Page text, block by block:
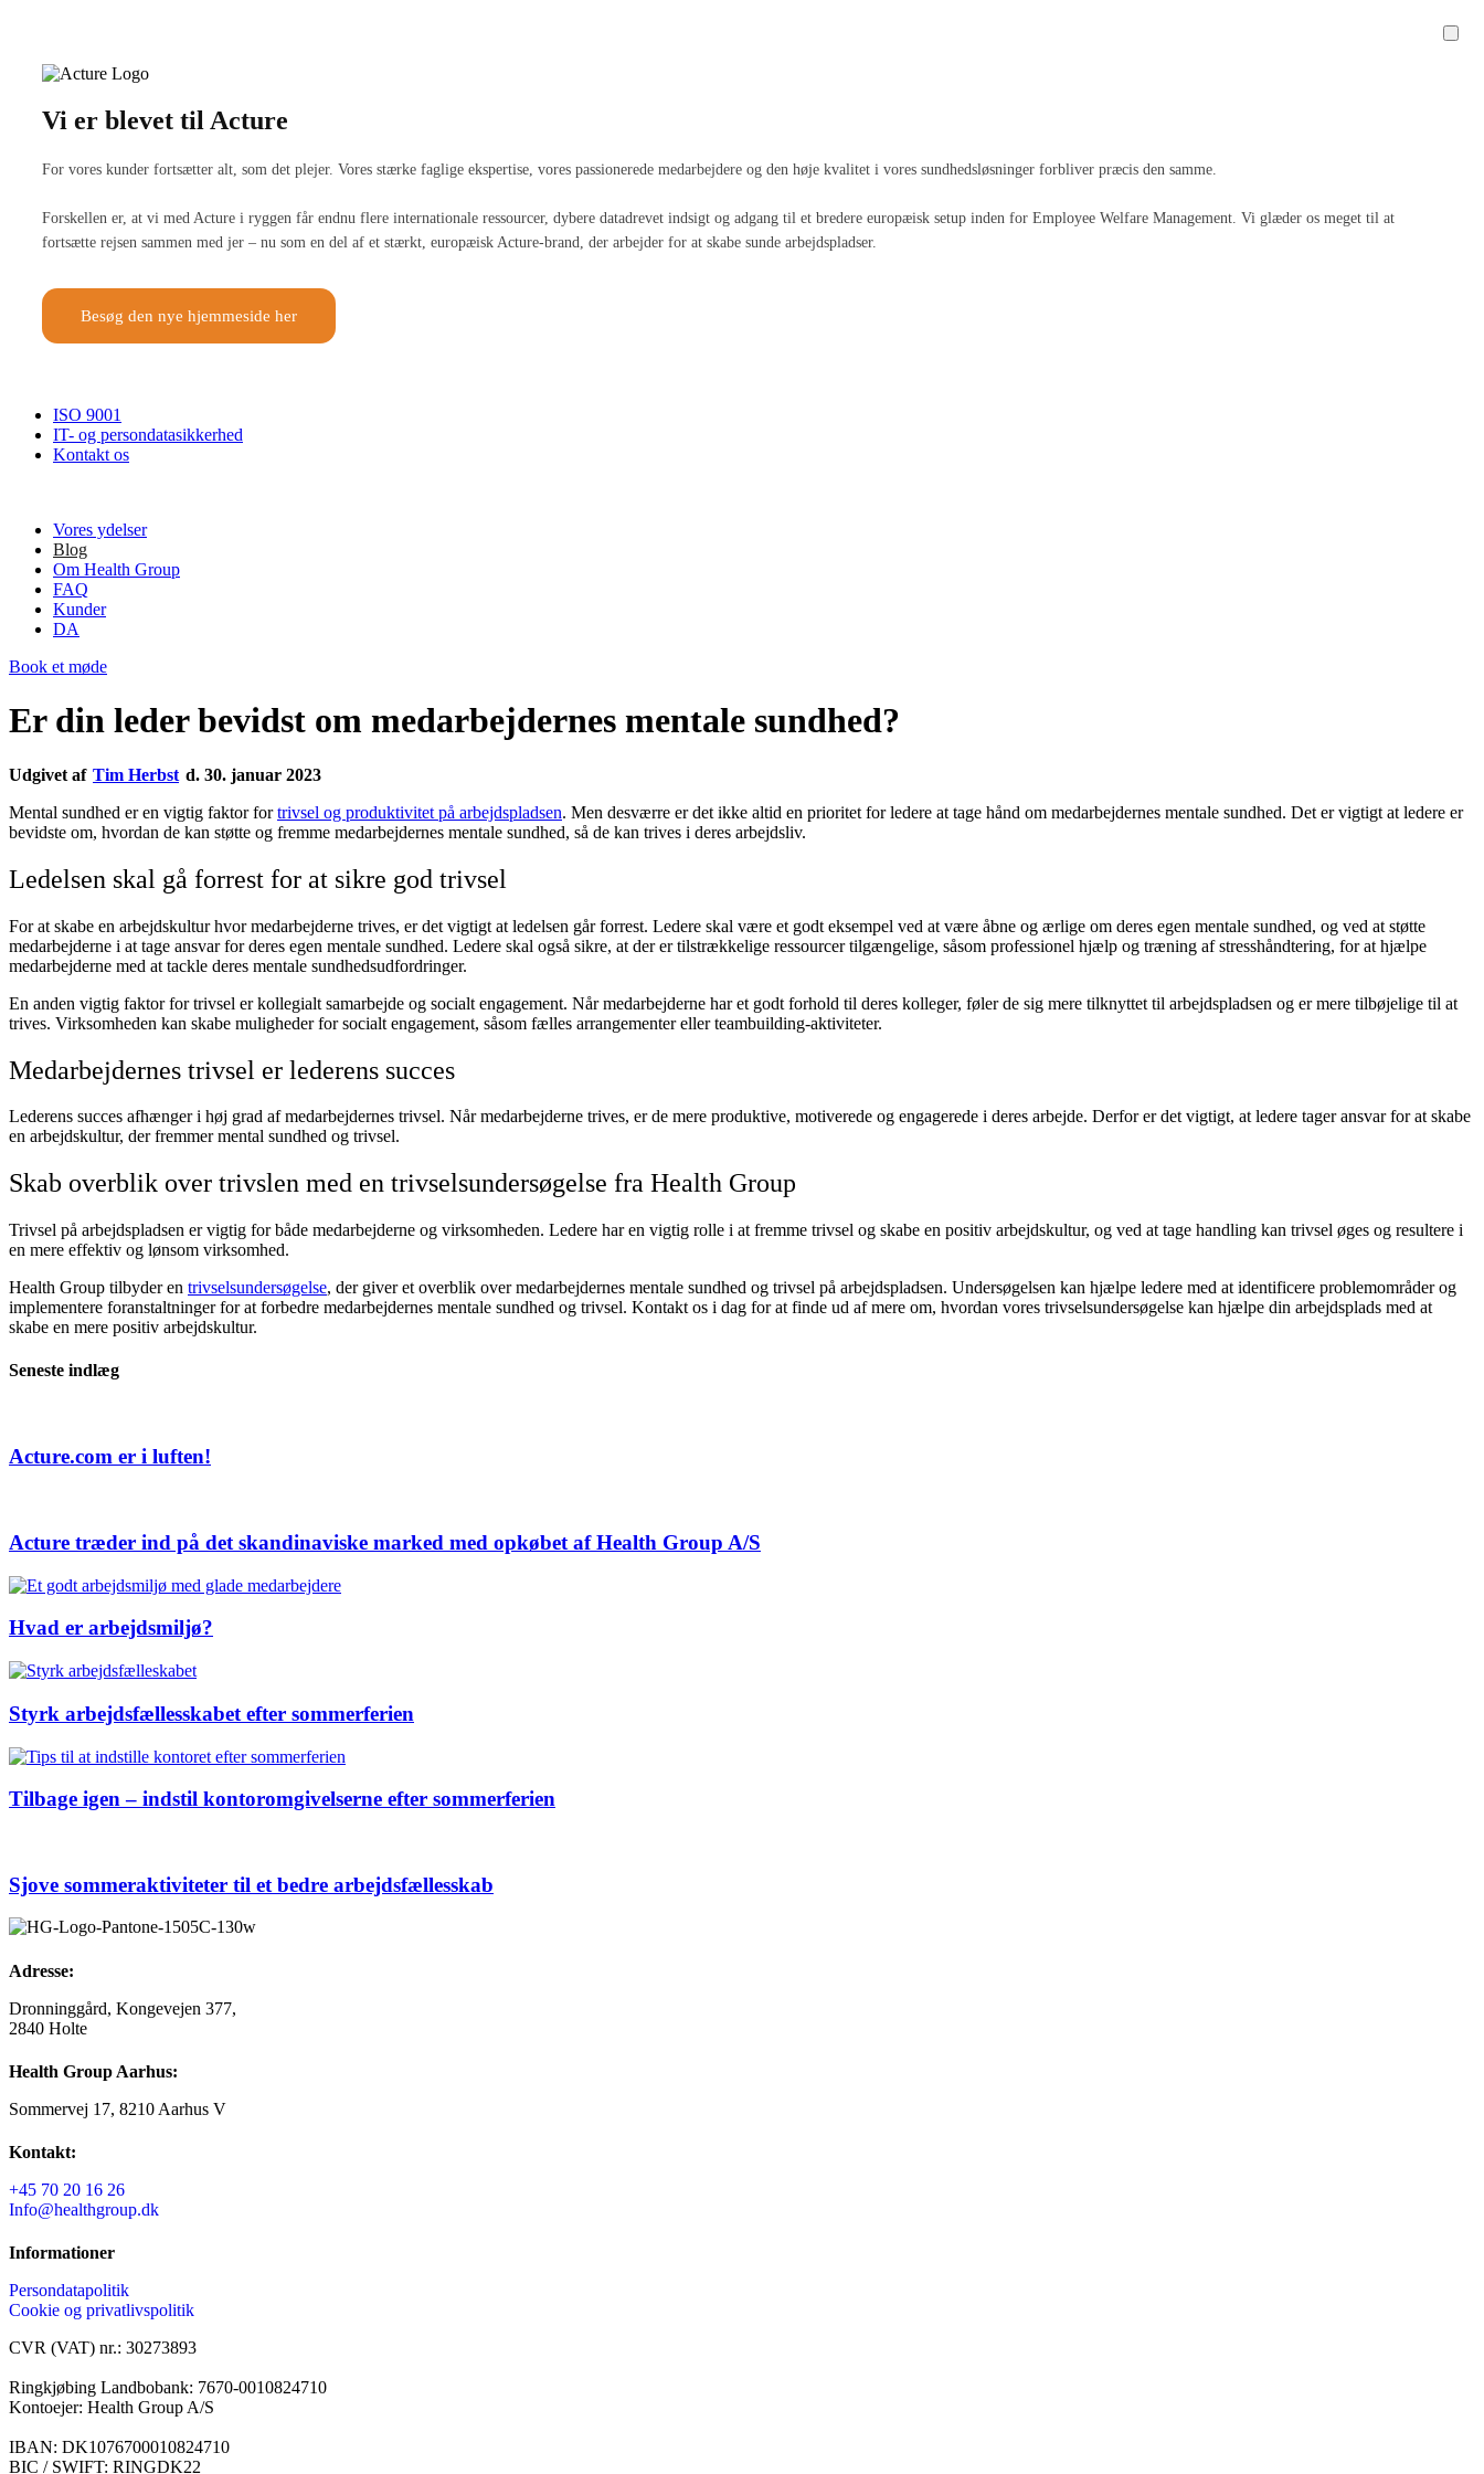
Vi er blevet til Acture
For vores kunder fortsætter alt, som det plejer. Vores stærke faglige ekspertise, vores passionerede medarbejdere og den høje kvalitet i vores sundhedsløsninger forbliver præcis den samme.
Forskellen er, at vi med Acture i ryggen får endnu flere internationale ressourcer, dybere datadrevet indsigt og adgang til et bredere europæisk setup inden for Employee Welfare Management. Vi glæder os meget til at
fortsætte rejsen sammen med jer – nu som en del af et stærkt, europæisk Acture-brand, der arbejder for at skabe sunde arbejdspladser.
Besøg den nye hjemmeside her
ISO 9001
IT- og persondatasikkerhed
Kontakt os
Vores ydelser
Blog
Om Health Group
FAQ
Kunder
DA
Book et møde
Er din leder bevidst om medarbejdernes mentale sundhed?
Udgivet af Tim Herbst d. 30. januar 2023
Mental sundhed er en vigtig faktor fortrivsel og produktivitet på arbejdspladsen. Men desværre er det ikke altid en prioritet for ledere at tage hånd om medarbejdernes mentale sundhed. Det er vigtigt at ledere er
bevidste om, hvordan de kan støtte og fremme medarbejdernes mentale sundhed, så de kan trives i deres arbejdsliv.
Ledelsen skal gå forrest for at sikre god trivsel
For at skabe en arbejdskultur hvor medarbejderne trives, er det vigtigt at ledelsen går forrest. Ledere skal være et godt eksempel ved at være åbne og ærlige om deres egen mentale sundhed, og ved at støtte
medarbejderne i at tage ansvar for deres egen mentale sundhed. Ledere skal også sikre, at der er tilstrækkelige ressourcer tilgængelige, såsom professionel hjælp og træning af stresshåndtering, for at hjælpe
medarbejderne med at tackle deres mentale sundhedsudfordringer.
En anden vigtig faktor for trivsel er kollegialt samarbejde og socialt engagement. Når medarbejderne har et godt forhold til deres kolleger, føler de sig mere tilknyttet til arbejdspladsen og er mere tilbøjelige til at
trives. Virksomheden kan skabe muligheder for socialt engagement, såsom fælles arrangementer eller teambuilding-aktiviteter.
Medarbejdernes trivsel er lederens succes
Lederens succes afhænger i høj grad af medarbejdernes trivsel. Når medarbejderne trives, er de mere produktive, motiverede og engagerede i deres arbejde. Derfor er det vigtigt, at ledere tager ansvar for at skabe
en arbejdskultur, der fremmer mental sundhed og trivsel.
Skab overblik over trivslen med en trivselsundersøgelse fra Health Group
Trivsel på arbejdspladsen er vigtig for både medarbejderne og virksomheden. Ledere har en vigtig rolle i at fremme trivsel og skabe en positiv arbejdskultur, og ved at tage handling kan trivsel øges og resultere i
en mere effektiv og lønsom virksomhed.
Health Group tilbyder en trivselsundersøgelse, der giver et overblik over medarbejdernes mentale sundhed og trivsel på arbejdspladsen. Undersøgelsen kan hjælpe ledere med at identificere problemområder og
implementere foranstaltninger for at forbedre medarbejdernes mentale sundhed og trivsel. Kontakt os i dag for at finde ud af mere om, hvordan vores trivselsundersøgelse kan hjælpe din arbejdsplads med at
skabe en mere positiv arbejdskultur.
Seneste indlæg
Acture.com er i luften!
Acture træder ind på det skandinaviske marked med opkøbet af Health Group A/S
Hvad er arbejdsmiljø?
Styrk arbejdsfællesskabet efter sommerferien
Tilbage igen – indstil kontoromgivelserne efter sommerferien
Sjove sommeraktiviteter til et bedre arbejdsfællesskab
Adresse:
Dronninggård, Kongevejen 377,
2840 Holte
Health Group Aarhus:
Sommervej 17, 8210 Aarhus V
Kontakt:
+45 70 20 16 26
Info@healthgroup.dk
Informationer
Persondatapolitik
Cookie og privatlivspolitik
CVR (VAT) nr.: 30273893
Ringkjøbing Landbobank: 7670-0010824710
Kontoejer: Health Group A/S
IBAN: DK1076700010824710
BIC / SWIFT: RINGDK22